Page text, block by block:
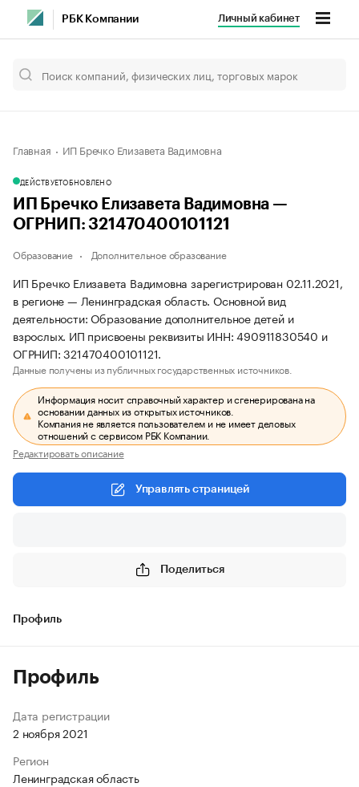
РБК Компании Личный кабинет
Главная ИП Бречко Елизавета Вадимовна
ДЕЙСТВУЕТОБНОВЛЕНО
ИП Бречко Елизавета Вадимовна —
ОГРНИП: 321470400101121
Образование Дополнительное образование
ИП Бречко Елизавета Вадимовна зарегистрирован 02.11.2021,
в регионе — Ленинградская область. Основной вид
деятельности: Образование дополнительное детей и
взрослых. ИП присвоены реквизиты ИНН: 490911830540 и
ОГРНИП: 321470400101121.
Данные получены из публичных государственных источников.
Информация носит справочный характер и сгенерирована на
основании данных из открытых источников.
Компания не является пользователем и не имеет деловых
отношений с сервисом РБК Компании.
Редактировать описание
Управлять страницей
Поделиться
Профиль
Профиль
Дата регистрации
2 ноября 2021
Регион
Ленинградская область